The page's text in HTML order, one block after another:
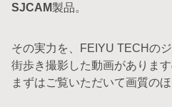
SJCAM製品。
その実力を、FEIYU TECHの
街歩き撮影した動画があります
まずはご覧いただいて画質の